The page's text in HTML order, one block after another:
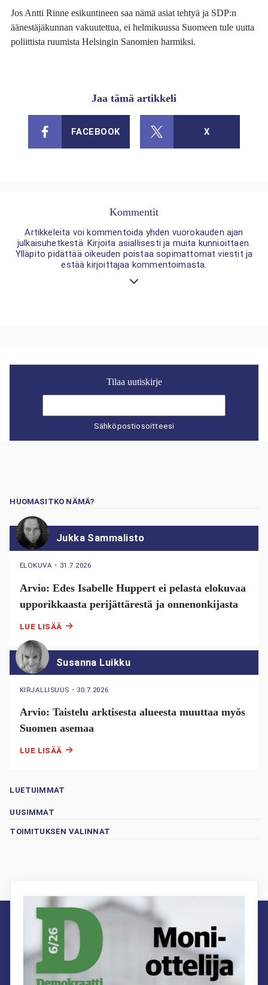
Jos Antti Rinne esikuntineen saa nämä asiat tehtyä ja SDP:n
äänestäjäkunnan vakuutettua, ei helmikuussa Suomeen tule uutta
poliittista ruumista Helsingin Sanomien harmiksi.
Jaa tämä artikkeli
FACEBOOK X
Kommentit
Artikkeleita voi kommentoida yhden vuorokauden ajan
julkaisuhetkestä. Kirjoita asiallisesti ja muita kunnioittaen.
Ylläpito pidättää oikeuden poistaa sopimattomat viestit ja
estää kirjoittajaa kommentoimasta.
Tilaa uutiskirje
Sähköpostiosoitteesi
HUOMASITKO NÄMÄ?
Jukka Sammalisto
ELOKUVA ・ 31.7.2026
Arvio: Edes Isabelle Huppert ei pelasta elokuvaa
upporikkaasta perijättärestä ja onnenonkijasta
LUE LISÄÄ
Susanna Luikku
KIRJALLISUUS ・ 30.7.2026
Arvio: Taistelu arktisesta alueesta muuttaa myös
Suomen asemaa
LUE LISÄÄ
LUETUIMMAT
UUSIMMAT
TOIMITUKSEN VALINNAT